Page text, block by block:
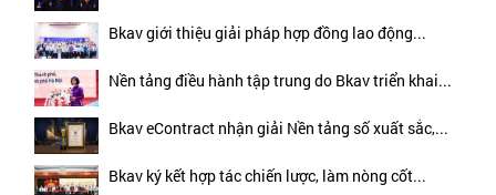
Bkav giới thiệu giải pháp hợp đồng lao động...
Nền tảng điều hành tập trung do Bkav triển khai...
Bkav eContract nhận giải Nền tảng số xuất sắc,...
Bkav ký kết hợp tác chiến lược, làm nòng cốt...